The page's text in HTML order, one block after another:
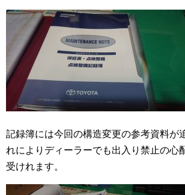
記録簿には今回の構造変更の参考資料が
れによりディーラーでも出入り禁止の心
受けれます。